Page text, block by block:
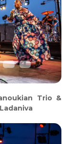
Next
Trio &